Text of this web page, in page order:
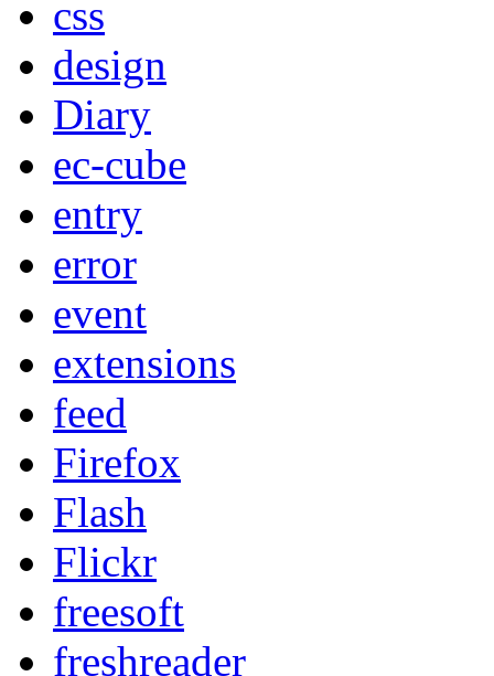
css
design
Diary
ec-cube
entry
error
event
extensions
feed
Firefox
Flash
Flickr
freesoft
freshreader